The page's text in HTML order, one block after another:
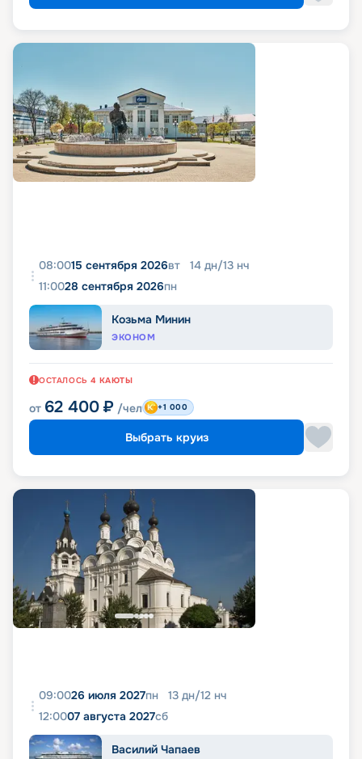
08:0015 сентября 2026вт 14 дн/13 нч
11:0028 сентября 2026пн
Козьма Минин
ЭКОНОМ
ОСТАЛОСЬ 4 КАЮТЫ
от 62 400 ₽ /чел +1 000
Выбрать круиз
09:0026 июля 2027пн 13 дн/12 нч
12:0007 августа 2027сб
Василий Чапаев